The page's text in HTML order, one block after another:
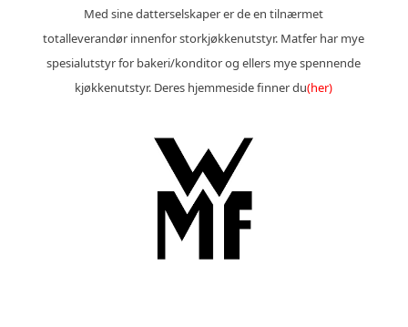
Med sine datterselskaper er de en tilnærmet
totalleverandør innenfor storkjøkkenutstyr. Matfer har mye
spesialutstyr for bakeri/konditor og ellers mye spennende
kjøkkenutstyr. Deres hjemmeside finner du(her)